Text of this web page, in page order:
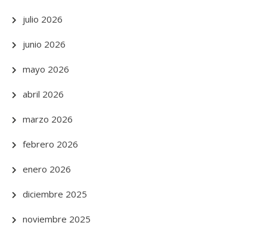
julio 2026
junio 2026
mayo 2026
abril 2026
marzo 2026
febrero 2026
enero 2026
diciembre 2025
noviembre 2025